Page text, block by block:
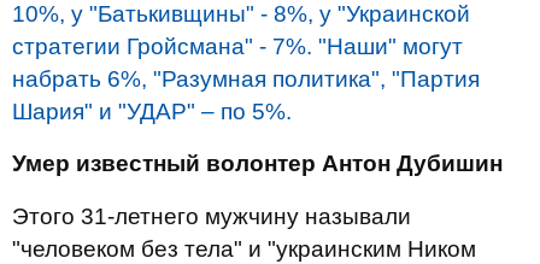
10%, у "Батькивщины" - 8%, у "Украинской
стратегии Гройсмана" - 7%. "Наши" могут
набрать 6%, "Разумная политика", "Партия
Шария" и "УДАР" – по 5%.
Умер известный волонтер Антон Дубишин
Этого 31-летнего мужчину называли
"человеком без тела" и "украинским Ником